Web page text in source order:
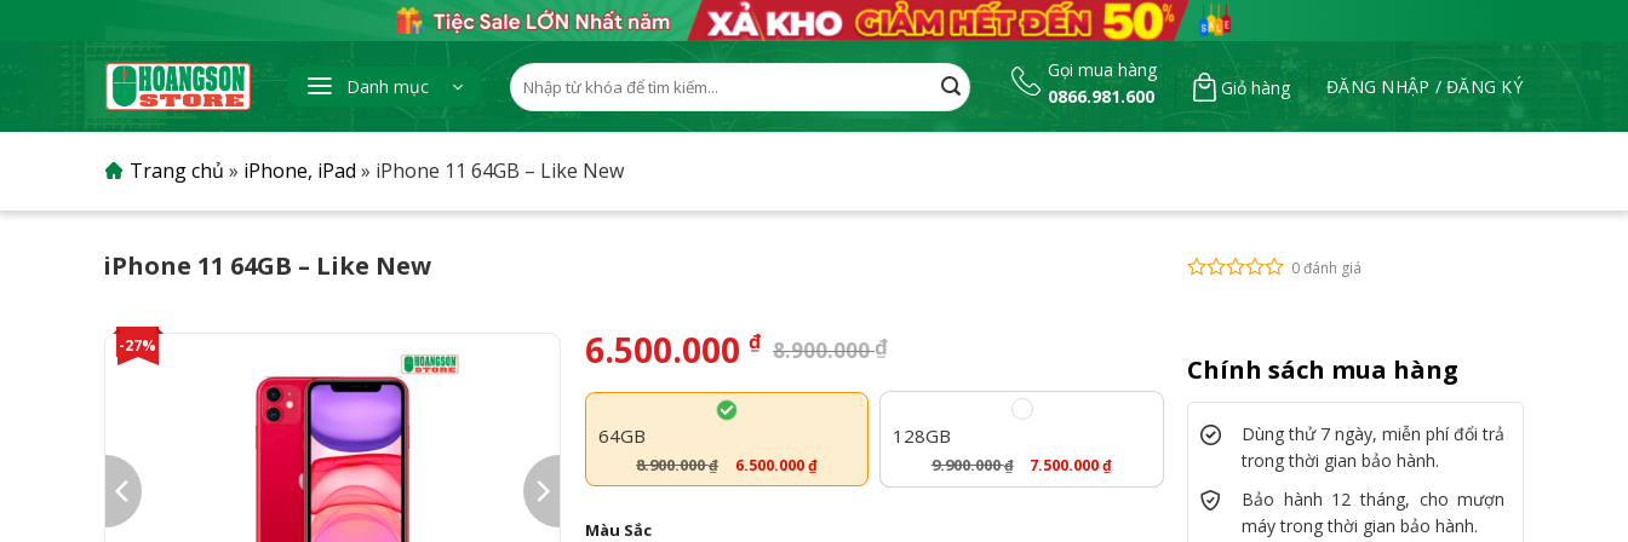
content
Danh mục
Tìm
kiếm:
Gọi mua hàng
0866.981.600
Giỏ hàng ĐĂNG NHẬP / ĐĂNG KÝ
Trang chủ » iPhone, iPad » iPhone 11 64GB – Like New
iPhone 11 64GB – Like New 0 đánh giá
-27% 6.500.000₫ 8.900.000₫
64GB
6.500.000₫
8.900.000₫
128GB
7.500.000₫
9.900.000₫
Màu Sắc
Chính sách mua hàng
Dùng thử 7 ngày, miễn phí đổi trả
trong thời gian bảo hành.
Bảo hành 12 tháng, cho mượn
máy trong thời gian bảo hành.